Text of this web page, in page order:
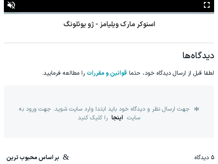
اسنوکر مارک ویلیامز - ژو یوئلونگ
دیدگاه‌ها
لطفا قبل از ارسال دیدگاه خود، حتما قوانین و مقررات را مطالعه فرمایید.
جهت ارسال نظر و دیدگاه خود باید ابتدا وارد سایت شوید. جهت ورود به
سایت اینجا را کلیک کنید
5 دیدگاه بر اساس محبوب ترین